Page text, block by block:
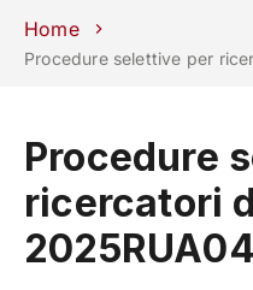
Scuole Dipartimenti
Home
Procedure selettive per
Procedure
ricercatori
2025RUA04